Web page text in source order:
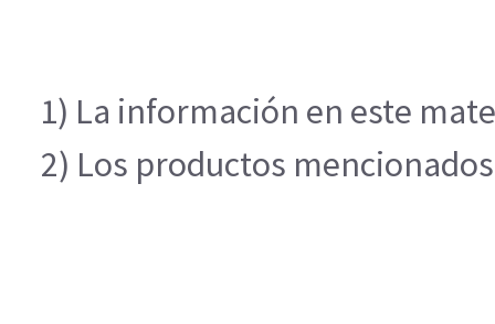
1) La información en este
2) Los productos